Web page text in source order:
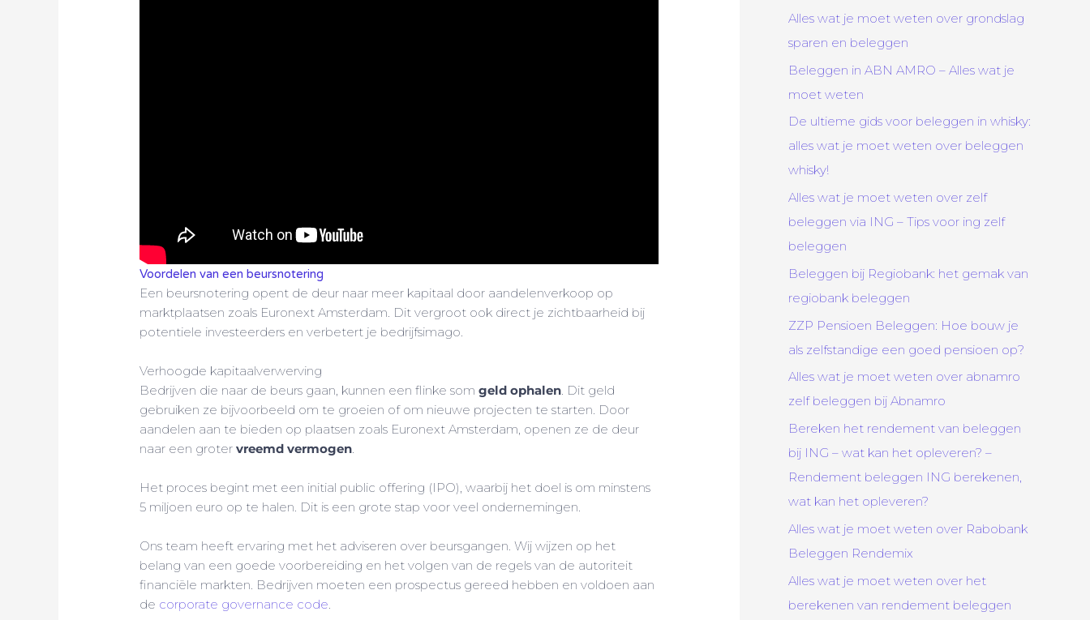
Voordelen van een beursnotering
Een beursnotering opent de deur naar meer kapitaal door aandelenverkoop op
marktplaatsen zoals Euronext Amsterdam. Dit vergroot ook direct je zichtbaarheid bij
potentiele investeerders en verbetert je bedrijfsimago.
Verhoogde kapitaalverwerving
Bedrijven die naar de beurs gaan, kunnen een flinke somgeld ophalen . Dit geld
gebruiken ze bijvoorbeeld om te groeien of om nieuwe projecten te starten. Door
aandelen aan te bieden op plaatsen zoals Euronext Amsterdam, openen ze de deur
naar een grotervreemd vermogen
Het proces begint met een initial public offering (IPO), waarbij het doel is om minstens
5 miljoen euro op te halen. Dit is een grote stap voor veel ondernemingen.
Ons team heeft ervaring met het adviseren over beursgangen. Wij wijzen op het
belang van een goede voorbereiding en het volgen van de regels van de autoriteit
financiële markten. Bedrijven moeten een prospectus gereed hebben en voldoen aan
de corporate governance code
Alles wat je moet weten over grondslag
sparen en beleggen
Beleggen in ABN AMRO – Alles wat je
moet weten
De ultieme gids voor beleggen in whisky:
alles wat je moet weten over beleggen
whisky!
Alles wat je moet weten over zelf
beleggen via ING – Tips voor ing zelf
beleggen
Beleggen bij Regiobank: het gemak van
regiobank beleggen
ZZP Pensioen Beleggen: Hoe bouw je
als zelfstandige een goed pensioen op?
Alles wat je moet weten over abnamro
zelf beleggen bij Abnamro
Bereken het rendement van beleggen
bij ING – wat kan het opleveren? –
Rendement beleggen ING berekenen,
wat kan het opleveren?
Alles wat je moet weten over Rabobank
Beleggen Rendemix
Alles wat je moet weten over het
berekenen van rendement beleggen